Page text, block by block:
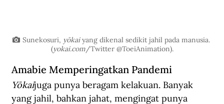
Sunekosuri, yōkai yang dikenal sedikit jahil pada manusia.
(yokai.com/Twitter @ToeiAnimation).
Amabie Memperingatkan Pandemi
Yōkaijuga punya beragam kelakuan. Banyak
yang jahil, bahkan jahat, mengingat punya